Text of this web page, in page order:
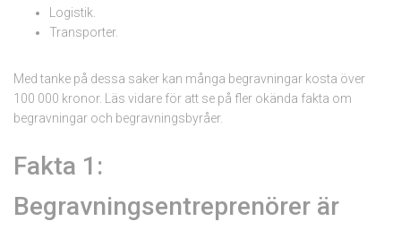
Logistik.
Transporter.
Med tanke på dessa saker kan många begravningar kosta över
100 000 kronor. Läs vidare för att se på fler okända fakta om
begravningar och begravningsbyråer.
Fakta 1:
Begravningsentreprenörer är